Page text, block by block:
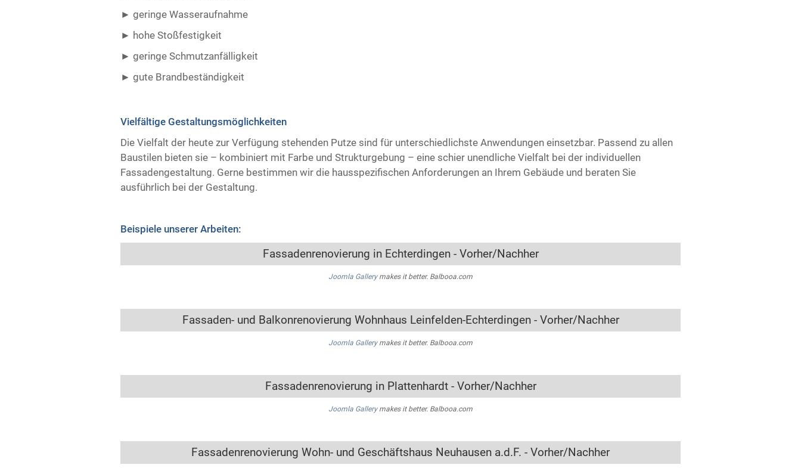
geringe Wasseraufnahme
hohe Stoßfestigkeit
geringe Schmutzanfälligkeit
gute Brandbeständigkeit ​ ​
Vielfältige Gestaltungsmöglichkeiten
Die Vielfalt der heute zur Verfügung stehenden Putze sind für unterschiedlichste Anwendungen einsetzbar. Passend zu allen
Baustilen bieten sie – kombiniert mit Farbe und Strukturgebung – eine schier unendliche Vielfalt bei der individuellen
Fassadengestaltung. Gerne bestimmen wir die hausspezifischen Anforderungen an Ihrem Gebäude und beraten Sie
ausführlich bei der Gestaltung.
Beispiele unserer Arbeiten:
Fassadenrenovierung in Echterdingen - Vorher/Nachher
Joomla Gallerymakes it better. Balbooa.com
Fassaden- und Balkonrenovierung Wohnhaus Leinfelden-Echterdingen - Vorher/Nachher
Joomla Gallerymakes it better. Balbooa.com
Fassadenrenovierung in Plattenhardt - Vorher/Nachher
Joomla Gallerymakes it better. Balbooa.com
Fassadenrenovierung Wohn- und Geschäftshaus Neuhausen a.d.F. - Vorher/Nachher